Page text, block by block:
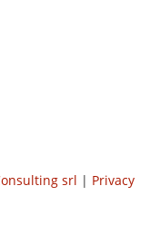
srl | Privacy